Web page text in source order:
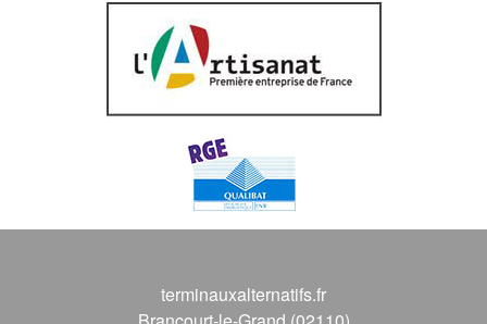
terminauxalternatifs.fr